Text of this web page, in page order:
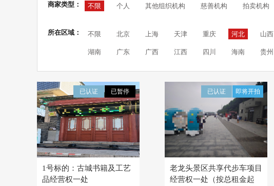
商家类型： 不限 个人 其他组织机构 慈善机构 拍卖机构
所在区域： 不限 北京 上海 天津 重庆 河北 山西
湖南 广东 广西 江西 四川 海南 贵州
已暂停
已认证
1号标的：古城书籍及工艺
品经营权一处
即将开拍
已认证
老龙头景区共享代步车项目
经营权一处（按总租金起